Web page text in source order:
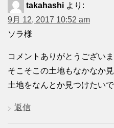
takahashi より:
9月 12, 2017 10:52 am
ソラ様
コメントありがとうございま
そこそこの土地もなかなか
土地をなんとか見つけたいで
返信